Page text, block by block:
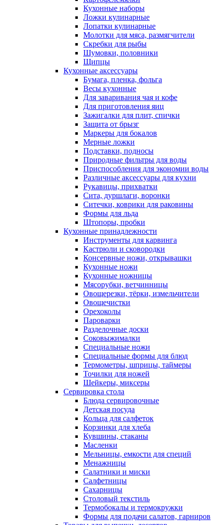
Кухонные наборы
Ложки кулинарные
Лопатки кулинарные
Молотки для мяса, размягчители
Скребки для рыбы
Шумовки, половники
Щипцы
Кухонные аксессуары
Бумага, пленка, фольга
Весы кухонные
Для заваривания чая и кофе
Для приготовления яиц
Зажигалки для плит, спички
Защита от брызг
Маркеры для бокалов
Мерные ложки
Подставки, подносы
Природные фильтры для воды
Приспособления для экономии воды
Различные аксессуары для кухни
Рукавицы, прихватки
Сита, дуршлаги, воронки
Ситечки, коврики для раковины
Формы для льда
Штопоры, пробки
Кухонные принадлежности
Инструменты для карвинга
Кастрюли и сковородки
Консервные ножи, открывашки
Кухонные ножи
Кухонные ножницы
Мясорубки, ветчинницы
Овощерезки, тёрки, измельчители
Овощечистки
Орехоколы
Пароварки
Разделочные доски
Соковыжималки
Специальные ножи
Специальные формы для блюд
Термометры, шприцы, таймеры
Точилки для ножей
Шейкеры, миксеры
Сервировка стола
Блюда сервировочные
Детская посуда
Кольца для салфеток
Корзинки для хлеба
Кувшины, стаканы
Масленки
Мельницы, емкости для специй
Менажницы
Салатники и миски
Салфетницы
Сахарницы
Столовый текстиль
Термобокалы и термокружки
Формы для подачи салатов, гарниров